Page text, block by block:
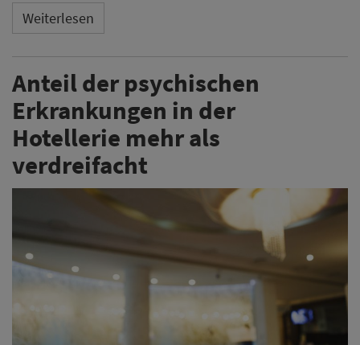
Weiterlesen
Anteil der psychischen
Erkrankungen in der
Hotellerie mehr als
verdreifacht